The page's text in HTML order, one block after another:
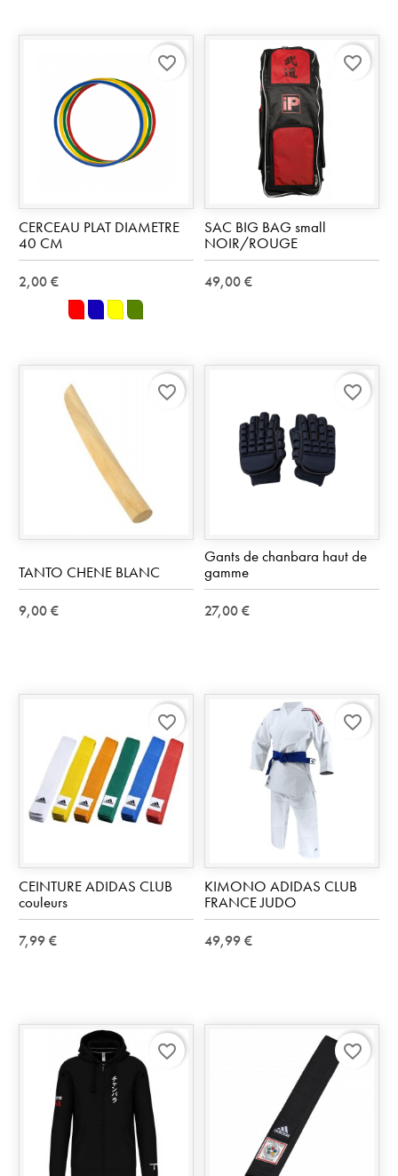
CERCEAU PLAT DIAMETRE
40 CM
2,00 €
rougebleu jaune
favorite_border
SAC BIG BAG small
NOIR/ROUGE
49,00 €
favorite_border
TANTO CHENE BLANC
9,00 €
favorite_border
Gants de chanbara haut de
gamme
27,00 €
favorite_border
CEINTURE ADIDAS CLUB
couleurs
7,99 €
favorite_border
KIMONO ADIDAS CLUB
FRANCE JUDO
49,99 €
favorite_border
favorite_border favorite_border